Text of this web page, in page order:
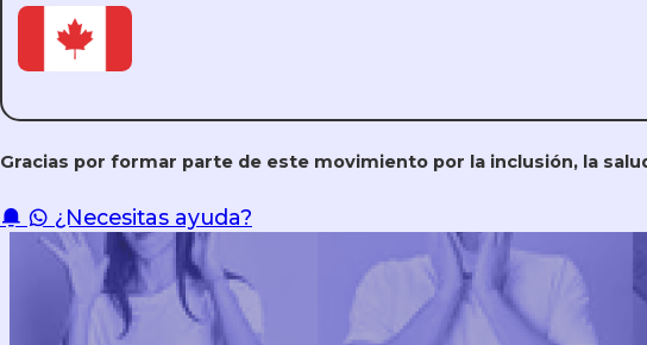
Gracias por formar parte de este movimiento por la inclusión, la
¿Necesitas ayuda?